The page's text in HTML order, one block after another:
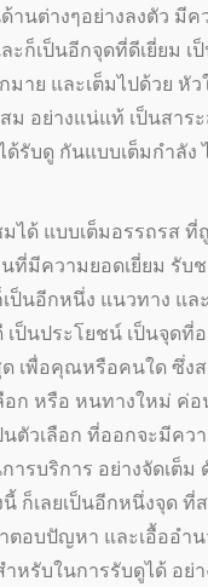
านต่างๆอย่างลงตัว มีค
ะก็เป็นอีกจุดที่ดีเยี่ยม เ
มาย และเต็มไปด้วย หั
ม อย่างแน่แท้ เป็นสาร
รับดู กันแบบเต็มกำลัง
ได้ แบบเต็มอรรถรส ที่
นที่มีความยอดเยี่ยม รับ
ป็นอีกหนึ่ง แนวทาง แล
ป็นประโยชน์ เป็นจุดที่
เพื่อคุณหรือคนใด ซึ่ง
อก หรือ หนทางใหม่ ค่อ
นตัวเลือก ที่ออกจะมีคว
ารบริการ อย่างจัดเต็ม
ก็เลยเป็นอีกหนึ่งจุด ที่
าตอบปัญหา และเอื้ออำ
หรับในการรับดูได้ อย่า